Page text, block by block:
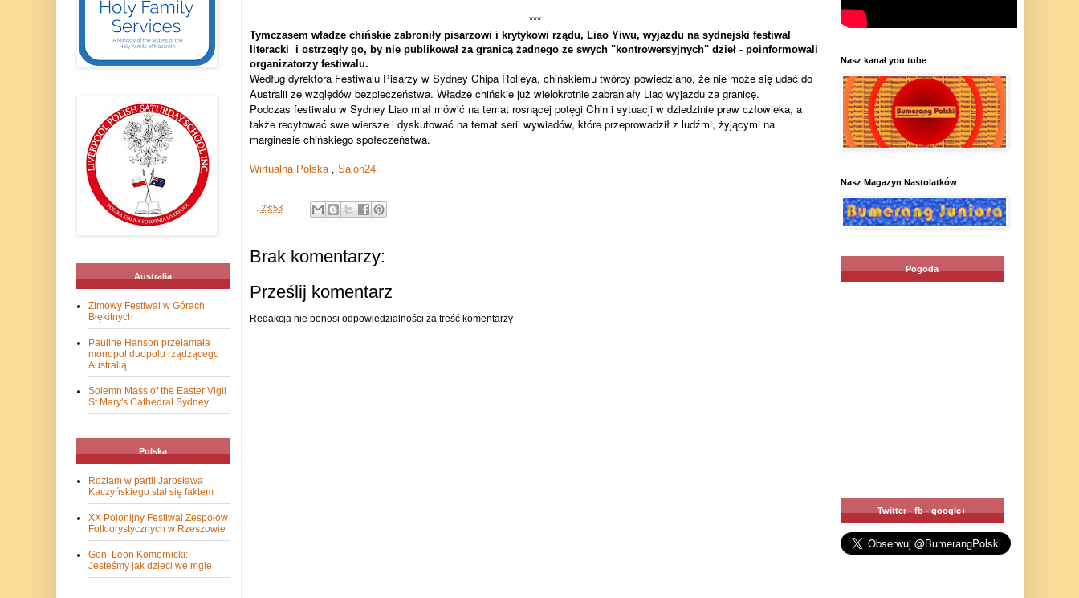
***
Tymczasem władze chińskie zabroniły pisarzowi i krytykowi rządu, Liao Yiwu, wyjazdu na sydnejski festiwal
literacki i ostrzegły go, by nie publikował za granicą żadnego ze swych "kontrowersyjnych" dzieł - poinformowali
organizatorzy festiwalu.
Według dyrektora Festiwalu Pisarzy w Sydney Chipa Rolleya, chińskiemu twórcy powiedziano, że nie może się udać do
Australii ze względów bezpieczeństwa. Władze chińskie już wielokrotnie zabraniały Liao wyjazdu za granicę.
Podczas festiwalu w Sydney Liao miał mówić na temat rosnącej potęgi Chin i sytuacji w dziedzinie praw człowieka, a
także recytować swe wiersze i dyskutować na temat serii wywiadów, które przeprowadził z ludźmi, żyjącymi na
marginesie chińskiego społeczeństwa.
Wirtualna Polska, Salon24
. 23:53
Brak komentarzy:
Prześlij komentarz
Redakcja nie ponosi odpowiedzialności za treść komentarzy
Australia
Zimowy Festiwal w Górach
Błękitnych
Pauline Hanson przełamała
monopol duopolu rządzącego
Australią
Solemn Mass of the Easter Vigil
St Mary's Cathedral Sydney
Polska
Rozłam w partii Jarosława
Kaczyńskiego stał się faktem
XX Polonijny Festiwal Zespołów
Folklorystycznych w Rzeszowie
Gen. Leon Komornicki:
Jesteśmy jak dzieci we mgle
Nasz kanał you tube
Nasz Magazyn Nastolatków
Pogoda
Twitter - fb - google+